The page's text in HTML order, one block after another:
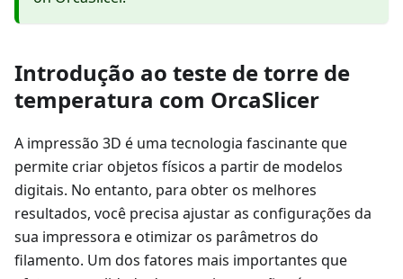
Introdução ao teste de torre de
temperatura com OrcaSlicer
A impressão 3D é uma tecnologia fascinante que
permite criar objetos físicos a partir de modelos
digitais. No entanto, para obter os melhores
resultados, você precisa ajustar as configurações da
sua impressora e otimizar os parâmetros do
filamento. Um dos fatores mais importantes que